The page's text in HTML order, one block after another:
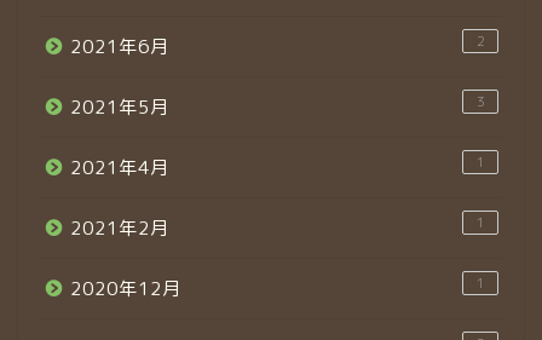
2021年6月 2
2021年5月 3
2021年4月 1
2021年2月 1
2020年12月 1